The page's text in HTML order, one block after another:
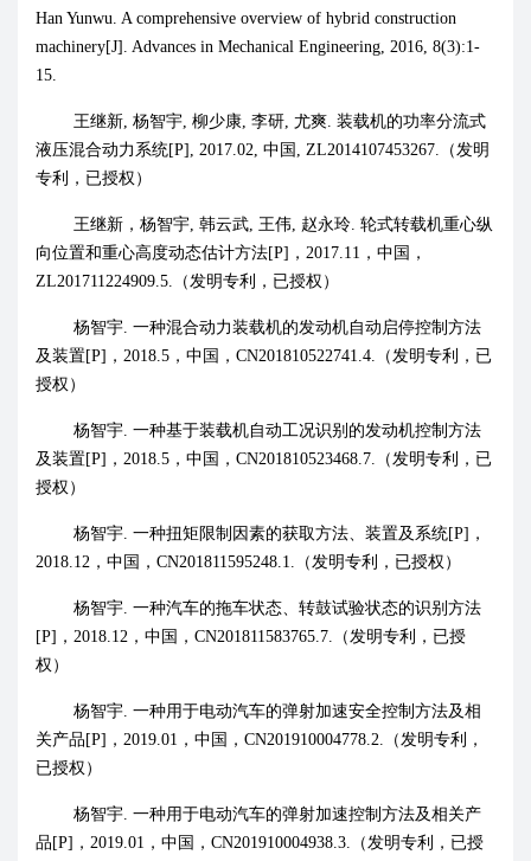
Han Yunwu. A comprehensive overview of hybrid construction
machinery[J]. Advances in Mechanical Engineering, 2016, 8(3):1-
15.
王继新, 杨智宇, 柳少康, 李研, 尤爽. 装载机的功率分流式
液压混合动力系统[P], 2017.02, 中国 , ZL2014107453267. （发明
专利，已授权）
王继新，杨智宇, 韩云武, 王伟, 赵永玲. 轮式转载机重心纵
向位置和重心高度动态估计方法[P] ， 2017.11 ，中国，
ZL201711224909.5. （发明专利，已授权）
杨智宇. 一种混合动力装载机的发动机自动启停控制方法
及装置[P] ， 2018.5 ，中国， CN201810522741.4. （发明专利，已
授权）
杨智宇. 一种基于装载机自动工况识别的发动机控制方法
及装置[P] ， 2018.5 ，中国， CN201810523468.7. （发明专利，已
授权）
杨智宇. 一种扭矩限制因素的获取方法、装置及系统[P] ，
2018.12 ，中国， CN201811595248.1. （发明专利，已授权）
杨智宇. 一种汽车的拖车状态、转鼓试验状态的识别方法
[P] ， 2018.12 ，中国， CN201811583765.7. （发明专利，已授
权）
杨智宇. 一种用于电动汽车的弹射加速安全控制方法及相
关产品 [P] ， 2019.01 ，中国， CN201910004778.2. （发明专利，
已授权）
杨智宇. 一种用于电动汽车的弹射加速控制方法及相关产
品 [P] ， 2019.01 ，中国， CN201910004938.3. （发明专利，已授